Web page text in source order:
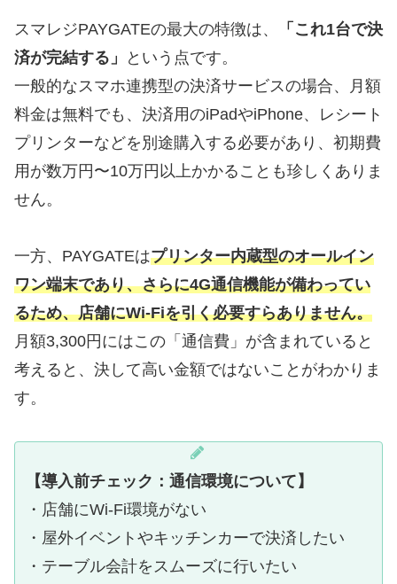
スマレジPAYGATEの最大の特徴は、
「これ1台で決
済が完結する」
という点です。
一般的なスマホ連携型の決済サービスの場合、月額
料金は無料でも、決済用のiPadやiPhone、レシート
プリンターなどを別途購入する必要があり、初期費
用が数万円〜10万円以上かかることも珍しくありま
せん。
一方、PAYGATEはプリンター内蔵型のオールイン
ワン端末であり、さらに4G通信機能が備わってい
るため、店舗にWi-Fiを引く必要すらありません。
月額3,300円にはこの「通信費」が含まれていると
考えると、決して高い金額ではないことがわかりま
す。
【導入前チェック：通信環境について】
・店舗にWi-Fi環境がない
・屋外イベントやキッチンカーで決済したい
・テーブル会計をスムーズに行いたい